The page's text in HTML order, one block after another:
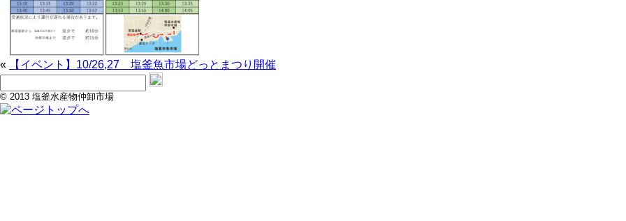
« 【イベント】10/26,27 塩釜魚市場どっとまつり開催
© 2013 塩釜水産物仲卸市場